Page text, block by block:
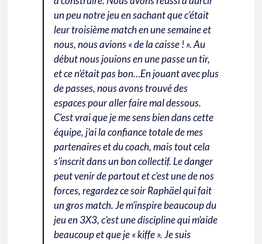
un peu notre jeu en sachant que c’était
leur troisième match en une semaine et
nous, nous avions « de la caisse ! ». Au
début nous jouions en une passe un tir,
et ce n’était pas bon…En jouant avec plus
de passes, nous avons trouvé des
espaces pour aller faire mal dessous.
C’est vrai que je me sens bien dans cette
équipe, j’ai la confiance totale de mes
partenaires et du coach, mais tout cela
s’inscrit dans un bon collectif. Le danger
peut venir de partout et c’est une de nos
forces, regardez ce soir Raphäel qui fait
un gros match. Je m’inspire beaucoup du
jeu en 3X3, c’est une discipline qui m’aide
beaucoup et que je « kiffe ». Je suis